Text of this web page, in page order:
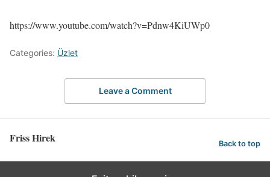
https://www.youtube.com/watch?v=Pdnw4KiUWp0
Categories: Üzlet
Leave a Comment
Friss Hirek Back to top